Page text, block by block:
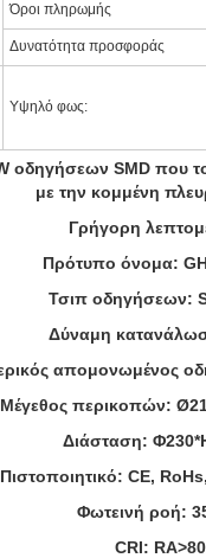
Όροι πληρωμής
Δυνατότητα προσφοράς
Υψηλό φως:
οδηγήσεων SMD που
με την κομμένη
Γρήγορη
Πρότυπο όνομα:
Τσιπ οδηγήσεων:
Δύναμη
απομονωμένος
Μέγεθος περικοπών:
Διάσταση:
Πιστοποιητικό: CE,
Φωτεινή ροή:
CRI: RA>80